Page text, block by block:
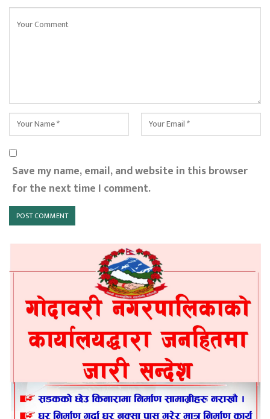
Save my name, email, and website in this browser
for the next time I comment.